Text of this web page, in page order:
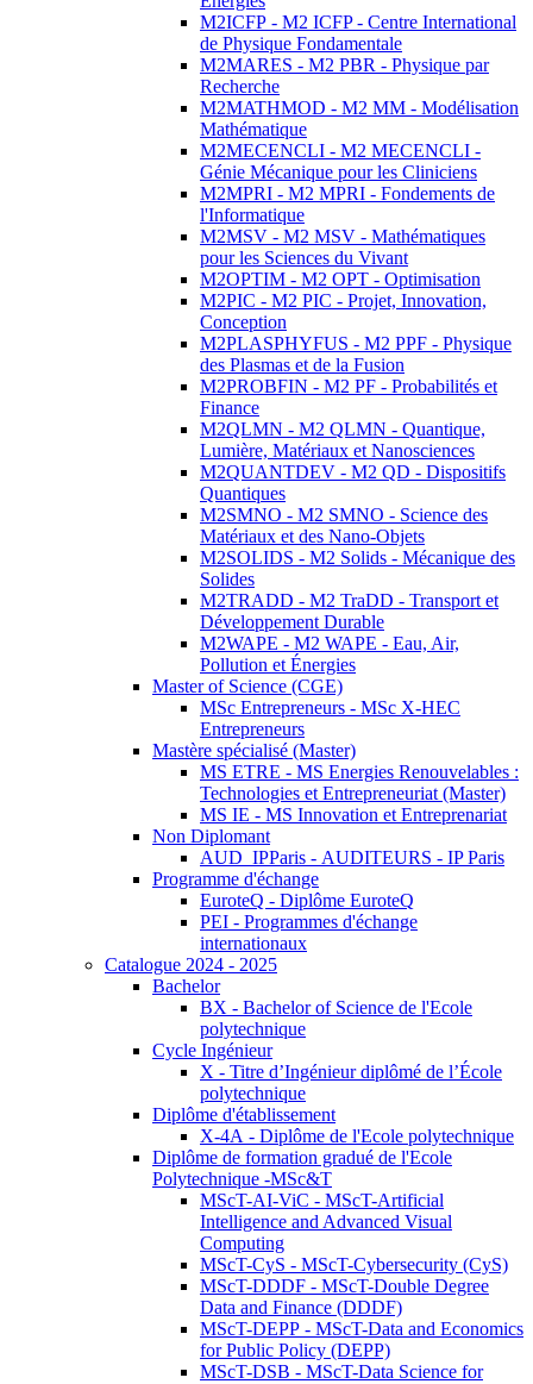
M2ICFP - M2 ICFP - Centre International
de Physique Fondamentale
M2MARES - M2 PBR - Physique par
Recherche
M2MATHMOD - M2 MM - Modélisation
Mathématique
M2MECENCLI - M2 MECENCLI -
Génie Mécanique pour les Cliniciens
M2MPRI - M2 MPRI - Fondements de
l'Informatique
M2MSV - M2 MSV - Mathématiques
pour les Sciences du Vivant
M2OPTIM - M2 OPT - Optimisation
M2PIC - M2 PIC - Projet, Innovation,
Conception
M2PLASPHYFUS - M2 PPF - Physique
des Plasmas et de la Fusion
M2PROBFIN - M2 PF - Probabilités et
Finance
M2QLMN - M2 QLMN - Quantique,
Lumière, Matériaux et Nanosciences
M2QUANTDEV - M2 QD - Dispositifs
Quantiques
M2SMNO - M2 SMNO - Science des
Matériaux et des Nano-Objets
M2SOLIDS - M2 Solids - Mécanique des
Solides
M2TRADD - M2 TraDD - Transport et
Développement Durable
M2WAPE - M2 WAPE - Eau, Air,
Pollution et Énergies
Master of Science (CGE)
MSc Entrepreneurs - MSc X-HEC
Entrepreneurs
Mastère spécialisé (Master)
MS ETRE - MS Energies Renouvelables :
Technologies et Entrepreneuriat (Master)
MS IE - MS Innovation et Entreprenariat
Non Diplomant
AUD_IPParis - AUDITEURS - IP Paris
Programme d'échange
EuroteQ - Diplôme EuroteQ
PEI - Programmes d'échange
internationaux
Catalogue 2024 - 2025
Bachelor
BX - Bachelor of Science de l'Ecole
polytechnique
Cycle Ingénieur
X - Titre d’Ingénieur diplômé de l’École
polytechnique
Diplôme d'établissement
X-4A - Diplôme de l'Ecole polytechnique
Diplôme de formation gradué de l'Ecole
Polytechnique -MSc&T
MScT-AI-ViC - MScT-Artificial
Intelligence and Advanced Visual
Computing
MScT-CyS - MScT-Cybersecurity (CyS)
MScT-DDDF - MScT-Double Degree
Data and Finance (DDDF)
MScT-DEPP - MScT-Data and Economics
for Public Policy (DEPP)
MScT-DSB - MScT-Data Science for